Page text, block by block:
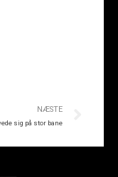
NÆSTE
sig på stor bane